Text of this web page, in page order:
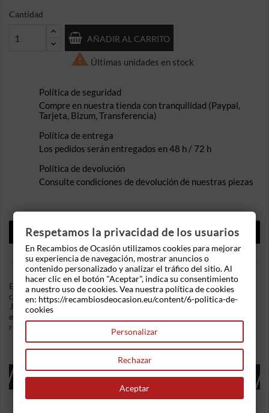
Cantidad
AÑADIR AL CARRITO
 Últimas unidades en stock
Política de seguridad
Compre en nuestra tienda con tranquilidad (Paypal,
Tarjeta, Bizum, Transferencia)
Política de entrega
Los pedidos serán entregados en 48 h / 72 h
Política de devolución
Consulte condiciones de devolución de nuestras piezas
DESCRIPCIÓN
DETALLES DEL PRODUCTO
En Recambios de Ocasion disponemos de Motor cierre
centralizado portón Seat Leon I (1M) 1.8 T Cupra R (225 cv)
.Referencia Interna: 05050903251727. Motor de cierre de tapa
exterior de combustible. Ademas, disponemos de mas
recambios, si tiene cualquier duda consultenos.
16 OTROS PRODUCTOS EN LA MISMA
CATEGORÍA:
Respetamos la privacidad de los usuarios
En Recambios de Ocasión utilizamos cookies para mejorar
su experiencia de navegación, mostrar anuncios o
contenido personalizado y analizar el tráfico del sitio. Al
hacer clic en el botón "Aceptar", indica su consentimiento
a nuestro uso de cookies. Vea nuestra política de cookies
en: https://recambiosdeocasion.eu/content/6-politica-de-
cookies
Personalizar
Rechazar
Aceptar